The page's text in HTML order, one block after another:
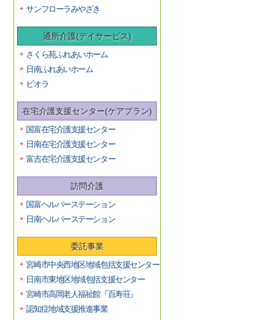
サンフローラみやざき
通所介護(デイサービス)
さくら苑ふれあいホーム
日南ふれあいホーム
ビオラ
在宅介護支援センター(ケアプラン)
国富在宅介護支援センター
日南在宅介護支援センター
富吉在宅介護支援センター
訪問介護
国富ヘルパーステーション
日南ヘルパーステーション
委託事業
宮崎市中央西地区地域包括支援センター
日南市東地区地域包括支援センター
宮崎市高岡老人福祉館『百寿荘』
認知症地域支援推進事業